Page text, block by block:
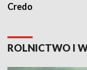
Credo
ROLNICTWO I